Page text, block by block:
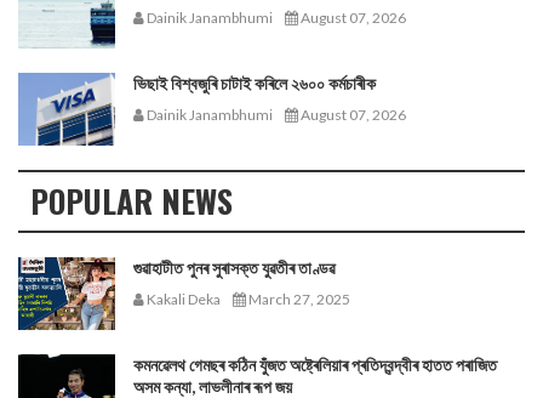
Dainik Janambhumi August 07, 2026
ভিছাই বিশ্বজুৰি চাটাই কৰিলে ২৬০০ কৰ্মচাৰীক
Dainik Janambhumi August 07, 2026
POPULAR NEWS
গুৱাহাটীত পুনৰ সুৰাসক্ত যুৱতীৰ তাণ্ডৱ
Kakali Deka March 27, 2025
কমনৱেলথ গেমছৰ কঠিন যুঁজত অষ্ট্ৰেলিয়াৰ প্ৰতিদ্বন্দ্বীৰ হাতত পৰাজিত
অসম কন্যা, লাভলীনাৰ ৰূপ জয়